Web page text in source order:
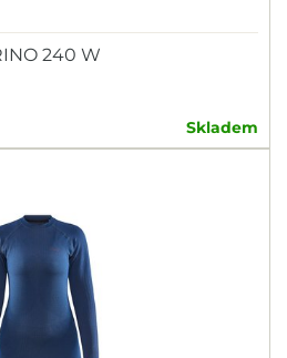
240 W
Skladem